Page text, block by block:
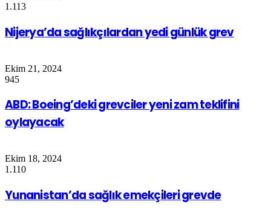
1.113
Nijerya’da sağlıkçılardan yedi günlük grev
Ekim 21, 2024
945
ABD: Boeing’deki grevciler yeni zam teklifini
oylayacak
Ekim 18, 2024
1.110
Yunanistan’da sağlık emekçileri grevde